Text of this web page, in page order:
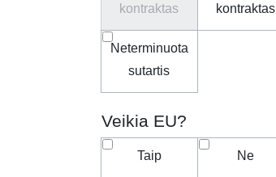
kontraktas
kontraktas
Neterminuota
sutartis
Veikia EU?
Taip Ne